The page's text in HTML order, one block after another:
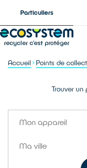
Particuliers
Accueil Points de
Trouver